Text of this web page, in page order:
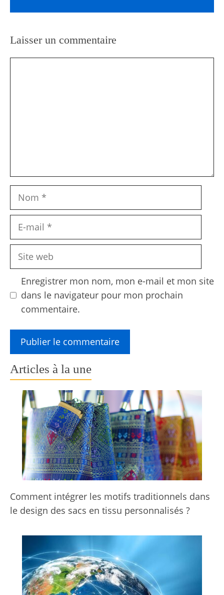
Laisser un commentaire
Nom
Site
Enregistrer mon nom, mon e-mail et mon site
dans le navigateur pour mon prochain
commentaire.
Articles à la une
Comment intégrer les motifs traditionnels dans
le design des sacs en tissu personnalisés ?